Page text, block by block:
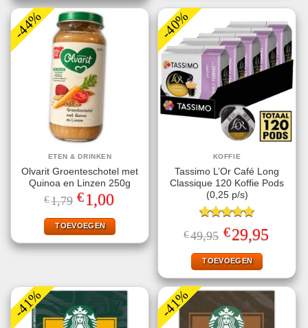
-44%
ETEN & DRINKEN
Olvarit Groenteschotel met
Quinoa en Linzen 250g
€1,79 Oorspronkelijke
prijs
was:
€1,79.
€1,00
is:
€1,00.
TOEVOEGEN
-40%
KOFFIE
Tassimo L’Or Café Long
Classique 120 Koffie Pods
(0,25 p/s)
Gewaardeerd
5.00uit 5
€49,95 Oorspronkelijke
prijs
was:
€49,95.
€29,95prijs
TOEVOEGEN
-41% -41%